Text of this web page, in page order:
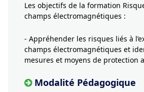
Les objectifs de la formation
champs électromagnétiques :
- Appréhender les risques liés à
champs électromagnétiques et
mesures et moyens de protection
Modalité Pédagogique